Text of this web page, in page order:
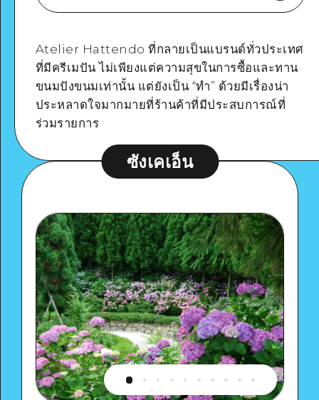
Google Maps
Atelier Hattendo ที่กลายเป็นแบรนด์ทั่วประเทศ
ที่มีครีเมปัน ไม่เพียงแต่ความสุขในการซื้อและทาน
ขนมปังขนมเท่านั้น แต่ยังเป็น “ทำ” ด้วยมีเรื่องน่า
ประหลาดใจมากมายที่ร้านค้าที่มีประสบการณ์ที่
ร่วมรายการ
ซังเคเอ็น